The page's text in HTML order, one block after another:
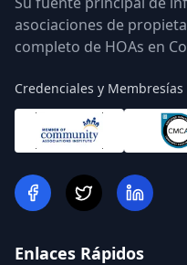
asociaciones de
completo de HOAs en
Credenciales y
Enlaces Rápidos